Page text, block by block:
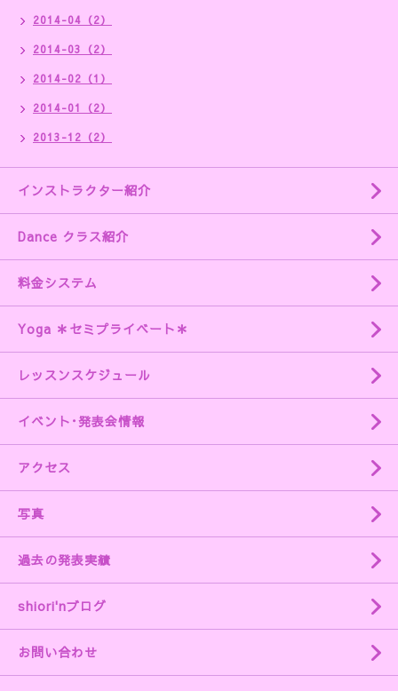
2014-04（2）
2014-03（2）
2014-02（1）
2014-01（2）
2013-12（2）
インストラクター紹介
Dance クラス紹介
料金システム
Yoga ＊セミプライベート＊
レッスンスケジュール
イベント･発表会情報
アクセス
写真
過去の発表実績
shiori'nブログ
お問い合わせ